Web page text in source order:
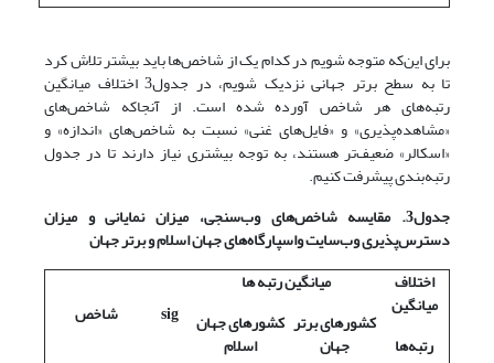
برای این‌که متوجه شویم در کدام یک از شاخص‌ها باید بیشتر تلاش کرد
تا به سطح برتر جهانی نزدیک شویم، در جدول3 اختلاف میانگین
رتبه‌های هر شاخص آورده شده است. از آنجاکه شاخص‌های
«مشاهده‌پذیری» و «فایل‌های غنی» نسبت به شاخص‌های «اندازه» و
«اسکالر» ضعیف‌تر هستند، به توجه بیشتری نیاز دارند تا در جدول
رتبه‌بندی پیشرفت کنیم.
جدول3. مقایسه شاخص
های وبسنجی، میزان نمایانی و میزان
دسترسپذیری وبسایت واسپارگاههای جهان اسلام و برتر جهان
اختلاف
میانگین
رتبه‌ها
میانگین رتبه ها
sig
شاخص کشورهای برتر
جهان
کشورهای جهان
اسلام